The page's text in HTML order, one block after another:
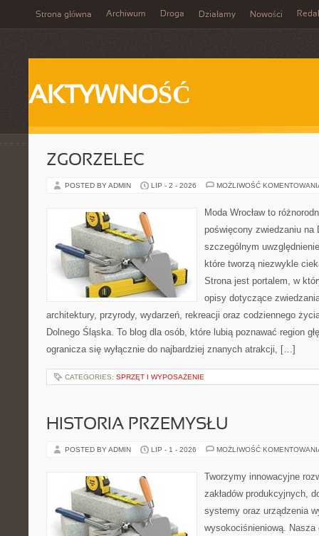
Strona główna Archiwum Droga Działamy Nowości
AKTYWNOŚĆ
ZGORZELEC
POSTED BY ADMIN LIP - 2 - 2026 MOŻLIWOŚĆ
Moda Wrocław to
poświęcony zwiedzaniu na
szczególnym
które tworzą niezwykle
Strona jest portalem, w
opisy dotyczące
architektury, przyrody, wydarzeń, rekreacji oraz codziennego
Dolnego Śląska. To blog dla osób, które lubią poznawać region
ogranicza się wyłącznie do najbardziej znanych atrakcji, […]
CATEGORIES: SPRZĘT I WYPOSAŻENIE
HISTORIA PRZEMYSŁU
POSTED BY ADMIN LIP - 1 - 2026 MOŻLIWOŚĆ
Tworzymy innowacyjne
zakładów produkcyjnych,
systemy oraz urządzenia
wysokociśnieniową. Nasza